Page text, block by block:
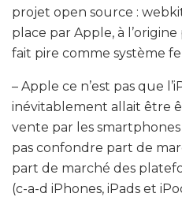
projet open source :
place par Apple, à
fait pire comme système
– Apple ce n’est pas que
inévitablement allait être
vente par les
pas confondre part de
part de marché des
(c-a-d iPhones, iPads et